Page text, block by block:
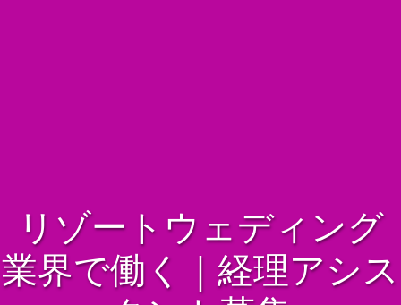
リゾートウェディング
業界で働く｜経理アシス